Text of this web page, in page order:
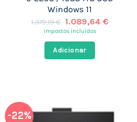
Windows 11
1.379,19€ O
preço
era:
1.379,19 €.
1.089,64 €O
impostos incluídos
Adicionar
-22%